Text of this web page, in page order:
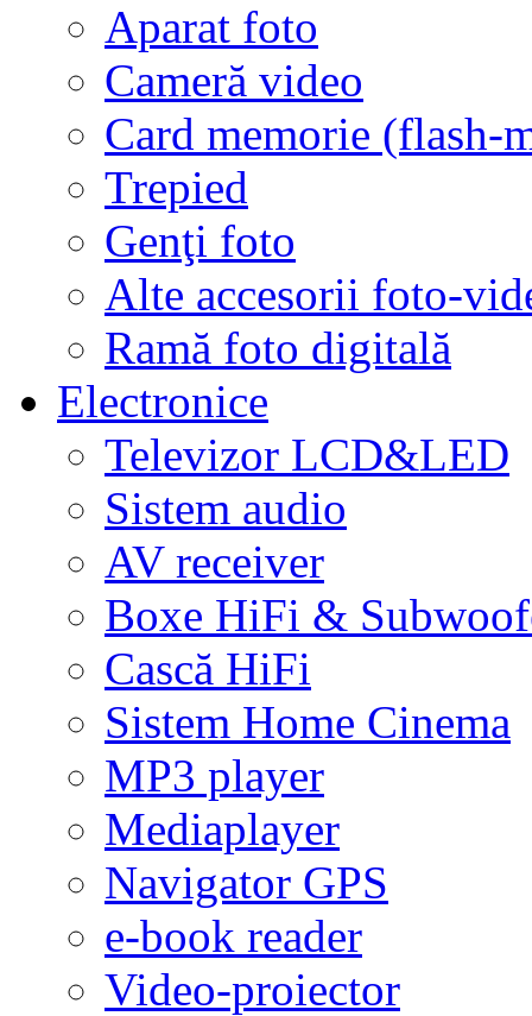
Aparat foto
Cameră video
Card memorie (flash-
Trepied
Genţi foto
Alte accesorii foto-
Ramă foto digitală
Electronice
Televizor LCD&LED
Sistem audio
AV receiver
Boxe HiFi &
Cască HiFi
Sistem Home Cinema
MP3 player
Mediaplayer
Navigator GPS
e-book reader
Video-proiector